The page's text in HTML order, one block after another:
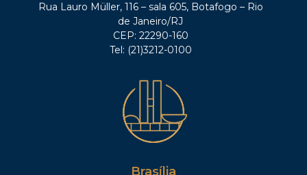
Rua Lauro Müller, 116 – sala 605, Botafogo – Rio
de Janeiro/RJ
CEP: 22290-160
Tel: (21)3212-0100
Brasília